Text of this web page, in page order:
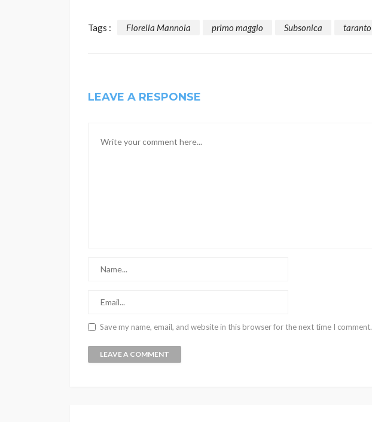
Tags : Fiorella Mannoia primo maggio Subsonica taranto
LEAVE A RESPONSE
Save my name, email, and website in this browser for the next time I comment.